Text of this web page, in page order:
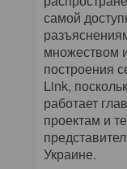
самой
множеством
построения
Link,
работает
проектам и
Украине.